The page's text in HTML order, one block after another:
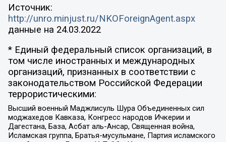
Источник:
http://unro.minjust.ru/NKOForeignAgent.aspx
данные на 24.03.2022
* Единый федеральный список организаций, в
том числе иностранных и международных
организаций, признанных в соответствии с
законодательством Российской Федерации
террористическими:
Высший военный Маджлисуль Шура Объединенных сил
моджахедов Кавказа, Конгресс народов Ичкерии и
Дагестана, База, Асбат аль-Ансар, Священная война,
Исламская группа, Братья-мусульмане, Партия исламского